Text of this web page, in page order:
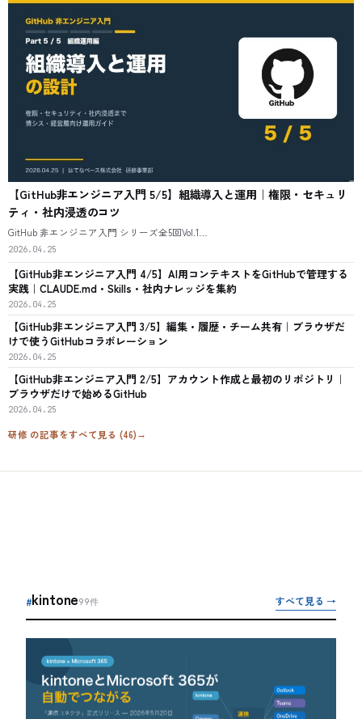
【GitHub非エンジニア入門 5/5】組織導入と運用｜権限・セキュリ
ティ・社内浸透のコツ
GitHub 非エンジニア入門 シリーズ全5回Vol.1…
2026.04.25
【GitHub非エンジニア入門 4/5】AI用コンテキストをGitHubで管理する
実践｜CLAUDE.md・Skills・社内ナレッジを集約
2026.04.25
【GitHub非エンジニア入門 3/5】編集・履歴・チーム共有｜ブラウザだ
けで使うGitHubコラボレーション
2026.04.25
【GitHub非エンジニア入門 2/5】アカウント作成と最初のリポジトリ｜
ブラウザだけで始めるGitHub
2026.04.25
研修 の記事をすべて見る (46) →
#kintone99件 すべて見る →